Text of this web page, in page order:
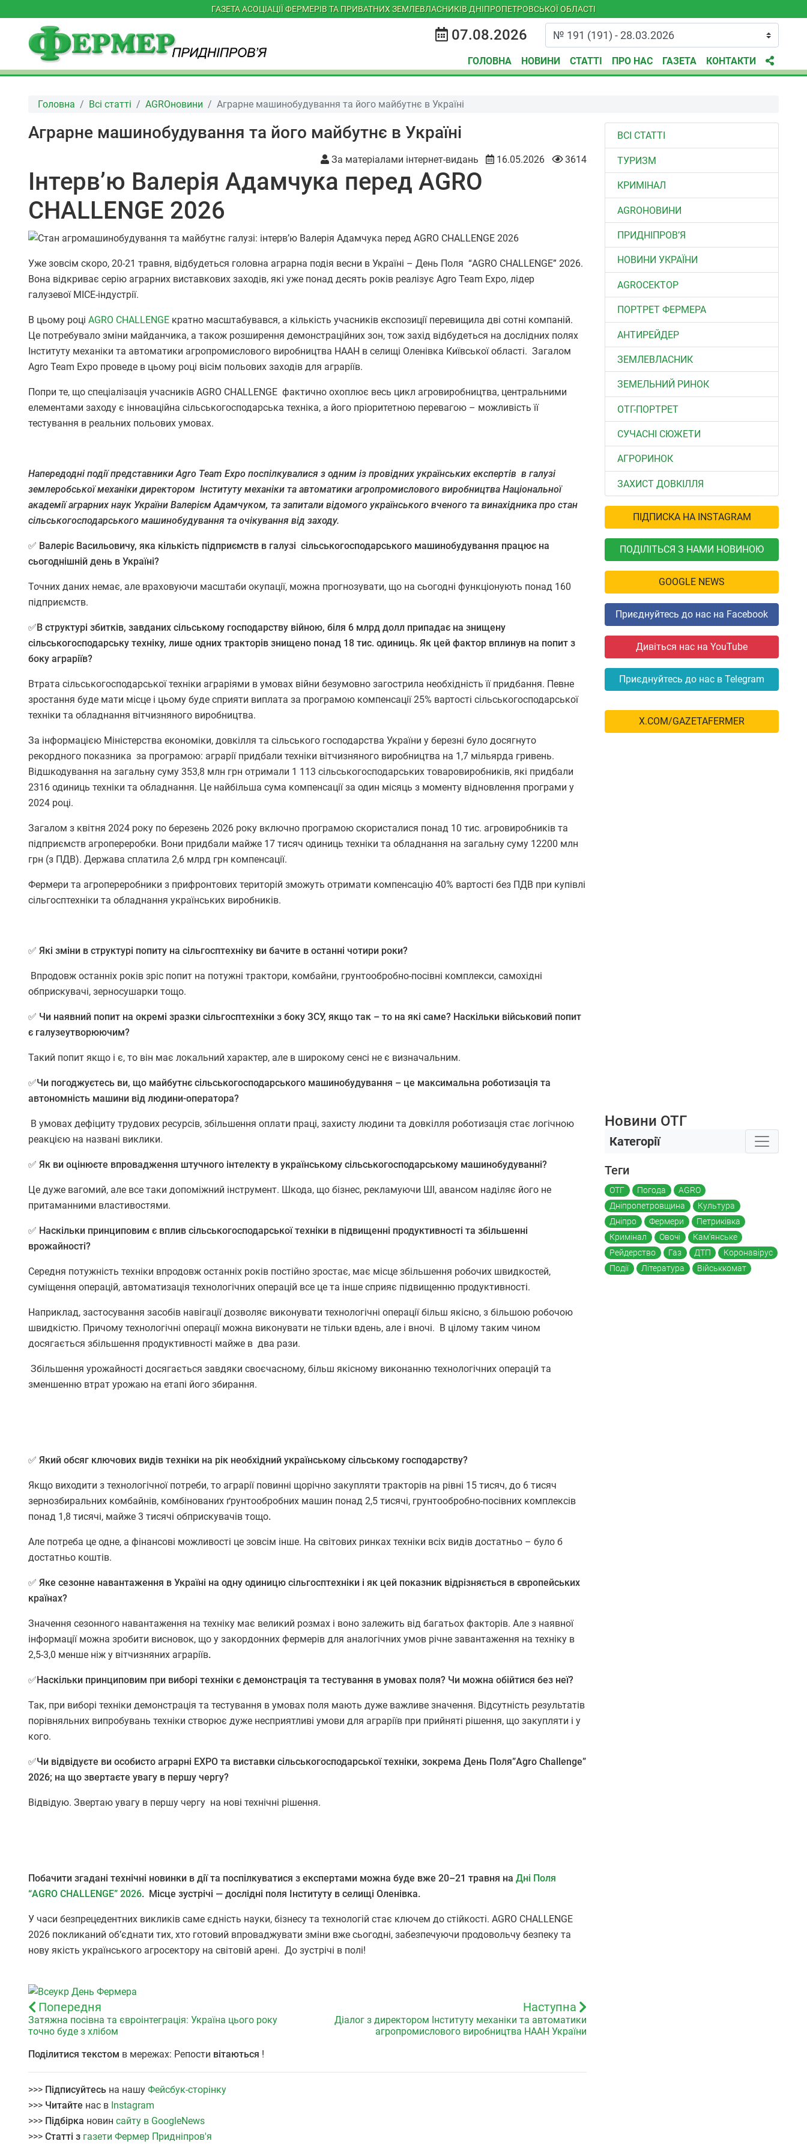
ГАЗЕТА АСОЦІАЦІЇ ФЕРМЕРІВ ТА ПРИВАТНИХ ЗЕМЛЕВЛАСНИКІВ ДНІПРОПЕТРОВСЬКОЇ ОБЛАСТІ
07.08.2026
ГОЛОВНА НОВИНИ СТАТТІ ПРО НАС ГАЗЕТА КОНТАКТИ
Головна Всі статті AGROновини Аграрне машинобудування та його майбутнє в Україні
Аграрне машинобудування та його майбутнє в Україні
За матеріалами інтернет-видань 16.05.2026 3614
Інтерв’ю Валерія Адамчука перед AGRO
CHALLENGE 2026
Уже зовсім скоро, 20-21 травня, відбудеться головна аграрна подія весни в Україні – День Поля “AGRO CHALLENGE” 2026.
Вона відкриває серію аграрних виставкових заходів, які уже понад десять років реалізує Agro Team Expo, лідер
галузевої MICE-індустрії.
В цьому році AGRO CHALLENGE кратно масштабувався, а кількість учасників експозиції перевищила дві сотні компаній.
Це потребувало зміни майданчика, а також розширення демонстраційних зон, тож захід відбудеться на дослідних полях
Інституту механіки та автоматики агропромислового виробництва НААН в селищі Оленівка Київської області. Загалом
Agro Team Expo проведе в цьому році вісім польових заходів для аграріїв.
Попри те, що спеціалізація учасників AGRO CHALLENGE фактично охоплює весь цикл агровиробництва, центральними
елементами заходу є інноваційна сільськогосподарська техніка, а його пріоритетною перевагою – можливість її
тестування в реальних польових умовах.
Напередодні події представники Agro Team Expo поспілкувалися з одним із провідних українських експертів в галузі
землеробської механіки директором Інституту механіки та автоматики агропромислового виробництва Національної
академії аграрних наук України Валерієм Адамчуком, та запитали відомого українського вченого та винахідника про стан
сільськогосподарського машинобудування та очікування від заходу.
✅ Валеріє Васильовичу, яка кількість підприємств в галузі сільськогосподарського машинобудування працює на
сьогоднішній день в Україні?
Точних даних немає, але враховуючи масштаби окупації, можна прогнозувати, що на сьогодні функціонують понад 160
підприємств.
✅В структурі збитків, завданих сільському господарству війною, біля 6 млрд долл припадає на знищену
сільськогосподарську техніку, лише одних тракторів знищено понад 18 тис. одиниць. Як цей фактор вплинув на попит з
боку аграріїв?
Втрата сільськогосподарської техніки аграріями в умовах війни безумовно загострила необхідність її придбання. Певне
зростання буде мати місце і цьому буде сприяти виплата за програмою компенсації 25% вартості сільськогосподарської
техніки та обладнання вітчизняного виробництва.
За інформацією Міністерства економіки, довкілля та сільського господарства України у березні було досягнуто
рекордного показника за програмою: аграрії придбали техніки вітчизняного виробництва на 1,7 мільярда гривень.
Відшкодування на загальну суму 353,8 млн грн отримали 1 113 сільськогосподарських товаровиробників, які придбали
2316 одиниць техніки та обладнання. Це найбільша сума компенсації за один місяць з моменту відновлення програми у
2024 році.
Загалом з квітня 2024 року по березень 2026 року включно програмою скористалися понад 10 тис. агровиробників та
підприємств агропереробки. Вони придбали майже 17 тисяч одиниць техніки та обладнання на загальну суму 12200 млн
грн (з ПДВ). Держава сплатила 2,6 млрд грн компенсації.
Фермери та агропереробники з прифронтових територій зможуть отримати компенсацію 40% вартості без ПДВ при купівлі
сільгосптехніки та обладнання українських виробників.
✅ Які зміни в структурі попиту на сільгосптехніку ви бачите в останні чотири роки?
Впродовж останніх років зріс попит на потужні трактори, комбайни, грунтообробно-посівні комплекси, самохідні
обприскувачі, зерносушарки тощо.
✅ Чи наявний попит на окремі зразки сільгосптехніки з боку ЗСУ, якщо так – то на які саме? Наскільки військовий попит
є галузеутворюючим?
Такий попит якщо і є, то він має локальний характер, але в широкому сенсі не є визначальним.
✅Чи погоджуєтесь ви, що майбутнє сільськогосподарського машинобудування – це максимальна роботизація та
автономність машини від людини-оператора?
В умовах дефіциту трудових ресурсів, збільшення оплати праці, захисту людини та довкілля роботизація стає логічною
реакцією на названі виклики.
✅ Як ви оцінюєте впровадження штучного інтелекту в українському сільськогосподарському машинобудуванні?
Це дуже вагомий, але все таки допоміжний інструмент. Шкода, що бізнес, рекламуючи ШІ, авансом наділяє його не
притаманними властивостями.
✅ Наскільки принциповим є вплив сільськогосподарської техніки в підвищенні продуктивності та збільшенні
врожайності?
Середня потужність техніки впродовж останніх років постійно зростає, має місце збільшення робочих швидкостей,
суміщення операцій, автоматизація технологічних операцій все це та інше сприяє підвищенню продуктивності.
Наприклад, застосування засобів навігації дозволяє виконувати технологічні операції більш якісно, з більшою робочою
швидкістю. Причому технологічні операції можна виконувати не тільки вдень, але і вночі. В цілому таким чином
досягається збільшення продуктивності майже в два рази.
Збільшення урожайності досягається завдяки своєчасному, більш якісному виконанню технологічних операцій та
зменшенню втрат урожаю на етапі його збирання.
✅ Який обсяг ключових видів техніки на рік необхідний українському сільському господарству?
Якщо виходити з технологічної потреби, то аграрії повинні щорічно закупляти тракторів на рівні 15 тисяч, до 6 тисяч
зернозбиральних комбайнів, комбінованих ґрунтообробних машин понад 2,5 тисячі, грунтообробно-посівних комплексів
понад 1,8 тисячі, майже 3 тисячі обприскувачів тощо.
Але потреба це одне, а фінансові можливості це зовсім інше. На світових ринках техніки всіх видів достатньо – було б
достатньо коштів.
✅ Яке сезонне навантаження в Україні на одну одиницю сільгосптехніки і як цей показник відрізняється в європейських
країнах?
Значення сезонного навантаження на техніку має великий розмах і воно залежить від багатьох факторів. Але з наявної
інформації можна зробити висновок, що у закордонних фермерів для аналогічних умов річне завантаження на техніку в
2,5-3,0 менше ніж у вітчизняних аграріїв.
✅Наскільки принциповим при виборі техніки є демонстрація та тестування в умовах поля? Чи можна обійтися без неї?
Так, при виборі техніки демонстрація та тестування в умовах поля мають дуже важливе значення. Відсутність результатів
порівняльних випробувань техніки створює дуже несприятливі умови для аграріїв при прийняті рішення, що закупляти і у
кого.
✅Чи відвідуєте ви особисто аграрні EXPO та виставки сільськогосподарської техніки, зокрема День Поля”Agro Challenge”
2026; на що звертаєте увагу в першу чергу?
Відвідую. Звертаю увагу в першу чергу на нові технічні рішення.
Побачити згадані технічні новинки в дії та поспілкуватися з експертами можна буде вже 20–21 травня на Дні Поля
“AGRO CHALLENGE” 2026. Місце зустрічі — дослідні поля Інституту в селищі Оленівка.
У часи безпрецедентних викликів саме єдність науки, бізнесу та технологій стає ключем до стійкості. AGRO CHALLENGE
2026 покликаний об’єднати тих, хто готовий впроваджувати зміни вже сьогодні, забезпечуючи продовольчу безпеку та
нову якість українського агросектору на світовій арені. До зустрічі в полі!
Попередня
Затяжна посівна та євроінтеграція: Україна цього року
точно буде з хлібом
Наступна
Діалог з директором Інституту механіки та автоматики
агропромислового виробництва НААН України
Поділитися текстом в мережах: Репости вітаються !
>>> Підписуйтесь на нашу Фейсбук-сторінку
>>> Читайте нас в Instagram
>>> Підбірка новин сайту в GoogleNews
>>> Статті з газети Фермер Придніпров'я
ВСІ СТАТТІ
ТУРИЗМ
КРИМІНАЛ
AGROНОВИНИ
ПРИДНІПРОВ’Я
НОВИНИ УКРАЇНИ
АGROСЕКТОР
ПОРТРЕТ ФЕРМЕРА
АНТИРЕЙДЕР
ЗЕМЛЕВЛАСНИК
ЗЕМЕЛЬНИЙ РИНОК
ОТГ-ПОРТРЕТ
СУЧАСНІ СЮЖЕТИ
АГРОРИНОК
ЗАХИСТ ДОВКІЛЛЯ
ПІДПИСКА НА INSTAGRAM
ПОДІЛІТЬСЯ З НАМИ НОВИНОЮ
GOOGLE NEWS
Приєднуйтесь до нас на Facebook
Дивіться нас на YouTube
Приєднуйтесь до нас в Telegram
X.COM/GAZETAFERMER
Новини ОТГ
Категорії
Теги
ОТГ Погода
AGRO
Дніпропетровщина
Культура
Дніпро
Фермери
Петриківка
Кримінал
Овочі
Кам'янське
Рейдерство
Газ ДТП
Коронавірус
Події
Література Військкомат